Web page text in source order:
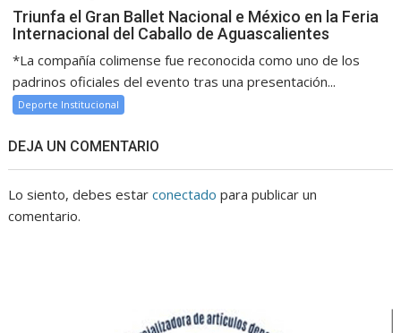
Triunfa el Gran Ballet Nacional e México en la Feria
Internacional del Caballo de Aguascalientes
*La compañía colimense fue reconocida como uno de los
padrinos oficiales del evento tras una presentación...
Deporte Institucional
DEJA UN COMENTARIO
Lo siento, debes estarconectado para publicar un
comentario.